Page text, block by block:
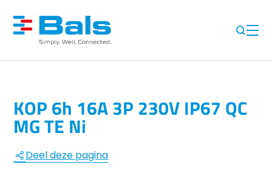
KOP 6h 16A 3P 230V IP67 QC
MG TE Ni
Deel deze pagina